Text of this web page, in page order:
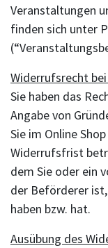
Veranstaltungen
finden sich unter
Widerrufsrecht
Sie haben das
Angabe von
Sie im Online
Widerrufsfrist
dem Sie oder ein
der Beförderer
haben bzw. hat.
Ausübung des